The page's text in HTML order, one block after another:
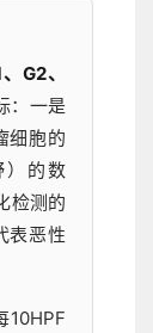
G2、
：一是
胞的
）的数
检测的
表恶性
10HPF